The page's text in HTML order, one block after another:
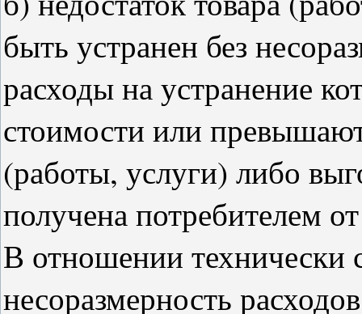
быть устранен без
расходы на устранение
стоимости или
(работы, услуги) либо
получена потребителем
В отношении технически
несоразмерность